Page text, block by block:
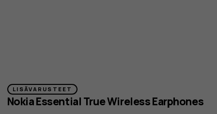
LISÄVARUSTEET
Nokia Essential True Wireless Earphones